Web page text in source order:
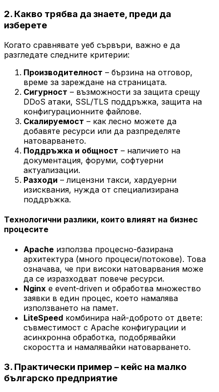
2. Какво трябва да знаете, преди да
изберете
Когато сравнявате уеб сървъри, важно е да
разгледате следните критерии:
Производителност – бързина на отговор,
време за зареждане на страницата.
Сигурност – възможности за защита срещу
DDoS атаки, SSL/TLS поддръжка, защита на
конфигурационните файлове.
Скалируемост – как лесно можете да
добавяте ресурси или да разпределяте
натоварването.
Поддръжка и общност – наличието на
документация, форуми, софтуерни
актуализации.
Разходи – лицензни такси, хардуерни
изисквания, нужда от специализирана
поддръжка.
Технологични разлики, които влияят на бизнес
процесите
Apache използва процесно-базирана
архитектура (много процеси/потокове). Това
означава, че при високи натоварвания може
да се изразходват повече ресурси.
Nginx е event-driven и обработва множество
заявки в един процес, което намалява
използването на памет.
LiteSpeed комбинира най-доброто от двете:
съвместимост с Apache конфигурации и
асинхронна обработка, подобрявайки
скоростта и намалявайки натоварването.
3. Практически пример – кейс на малко
българско предприятие